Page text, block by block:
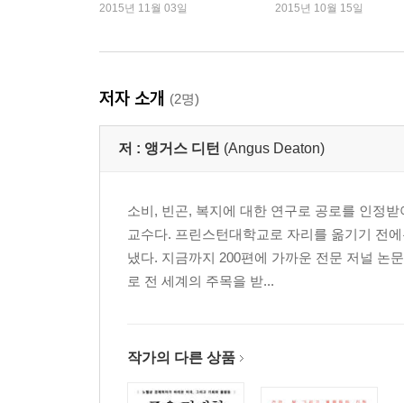
● 공중위생과 의료 서비스 _136
● 소득과 건강의 중요성 _161
● 세계화 시대와 건강 _173
● 영양실조로부터 벗어난 대탈출 _181
● 동등한 기회 _234
2015년 11월 03일 2015년 10월 15일
저자 소개 (2명)
저 : 앵거스 디턴 (Angus Deaton)
소비, 빈곤, 복지에 대한 연구로 공로를 인정
교수다. 프린스턴대학교로 자리를 옮기기 전
냈다. 지금까지 200편에 가까운 전문 저널 논
로 전 세계의 주목을 받...
작가의 다른 상품